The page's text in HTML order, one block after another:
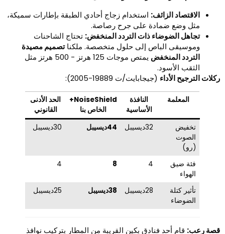
الاقتصاد الزائف:استخدام زجاج أحادي الطبقة بإطارات سميكة،
مثل وضع ضمادة على جرح رصاصة.
تجاهل الضوضاء ذات التردد المنخفض:تحتاج الشاحنات
وموسيقى الباص إلى حلول متخصصة. ملكناتصميم مصيدة
التردد المنخفض
يمتص موجات 125 هرتز - 500 هرتز مثل
الثقب الأسود.
الترجيح الأداء(جيجابايت/ت 19889-2005):
المعلمة
النافذة
الأساسية
NoiseShield+
الخاص بنا
الحد الأدنى
القانوني
تخفيض
الصوت
(رو)
44ديسيبل 30ديسيبل
فئة ضيق
الهواء
تأثير كتلة
الضوضاء
38ديسيبل
رعب:قام أحد فنادق بكين القريبة من المطار بتركيب نوافذ